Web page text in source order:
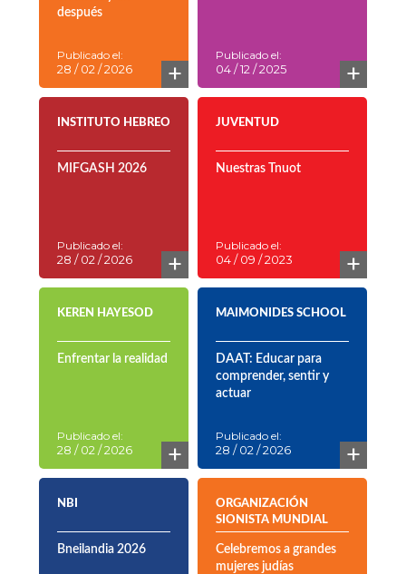
después
Publicado el:
28 / 02 / 2026 +
Publicado el:
04 / 12 / 2025 +
INSTITUTO HEBREO
MIFGASH 2026
Publicado el:
28 / 02 / 2026 +
JUVENTUD
Nuestras Tnuot
Publicado el:
04 / 09 / 2023 +
KEREN HAYESOD
Enfrentar la realidad
Publicado el:
28 / 02 / 2026 +
MAIMONIDES SCHOOL
DAAT: Educar para
comprender, sentir y
actuar
Publicado el:
28 / 02 / 2026 +
NBI
Bneilandia 2026
ORGANIZACIÓN
SIONISTA MUNDIAL
Celebremos a grandes
mujeres judías